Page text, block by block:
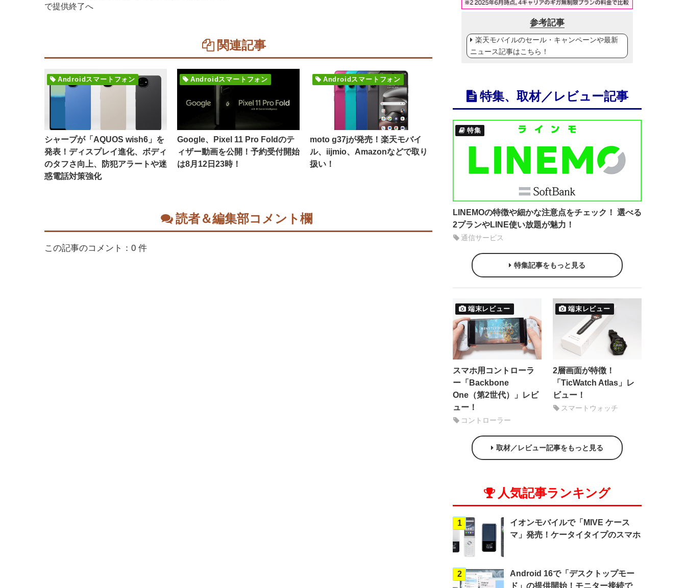
で提供終了へ
関連記事
Androidスマートフォン
シャープが「AQUOS wish6」を
発表！ディスプレイ進化、ボディ
のタフさ向上、防犯アラートや迷
惑電話対策強化
Androidスマートフォン
Google、Pixel 11 Pro Foldのテ
ィザー動画を公開！予約受付開始
は8月12日23時！
Androidスマートフォン
moto g37jが発売！楽天モバイ
ル、iijmio、Amazonなどで取り
扱い！
読者＆編集部コメント欄
この記事のコメント：0 件
参考記事
楽天モバイルのセール・キャンペーンや最新
ニュース記事はこちら！
特集、取材／レビュー記事
特集
LINEMOの特徴や細かな注意点をチェック！ 選べる
2プランやLINE使い放題が魅力！
通信サービス
特集記事をもっと見る
端末レビュー
スマホ用コントローラ
ー「Backbone
One（第2世代）」レビ
ュー！
コントローラー
端末レビュー
2層画面が特徴！
「TicWatch Atlas」レ
ビュー！
スマートウォッチ
取材／レビュー記事をもっと見る
人気記事ランキング
1
イオンモバイルで「MIVE ケース
マ」発売！ケータイタイプのスマホ
2
Android 16で「デスクトップモー
ド」の提供開始！モニター接続で